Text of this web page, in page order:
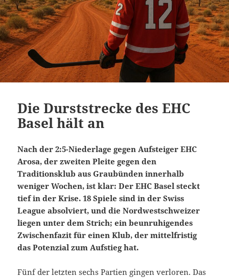
Die Durststrecke des EHC
Basel hält an
Nach der 2:5-Niederlage gegen Aufsteiger EHC
Arosa, der zweiten Pleite gegen den
Traditionsklub aus Graubünden innerhalb
weniger Wochen, ist klar: Der EHC Basel steckt
tief in der Krise. 18 Spiele sind in der Swiss
League absolviert, und die Nordwestschweizer
liegen unter dem Strich; ein beunruhigendes
Zwischenfazit für einen Klub, der mittelfristig
das Potenzial zum Aufstieg hat.
Fünf der letzten sechs Partien gingen verloren. Das